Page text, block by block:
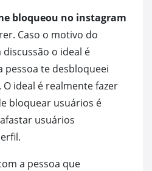
bloqueou no instagram
Caso o motivo do
o ideal é
pessoa te desbloqueei
ideal é realmente fazer
bloquear usuários é
usuários
a pessoa que